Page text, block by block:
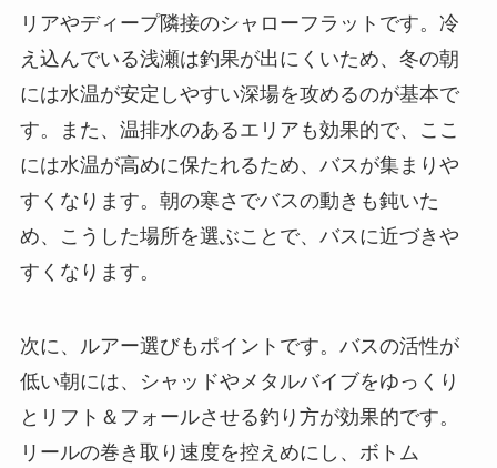
リアやディープ隣接のシャローフラットです。冷
え込んでいる浅瀬は釣果が出にくいため、冬の朝
には水温が安定しやすい深場を攻めるのが基本で
す。また、温排水のあるエリアも効果的で、ここ
には水温が高めに保たれるため、バスが集まりや
すくなります。朝の寒さでバスの動きも鈍いた
め、こうした場所を選ぶことで、バスに近づきや
すくなります。
次に、ルアー選びもポイントです。バスの活性が
低い朝には、シャッドやメタルバイブをゆっくり
とリフト＆フォールさせる釣り方が効果的です。
リールの巻き取り速度を控えめにし、ボトム